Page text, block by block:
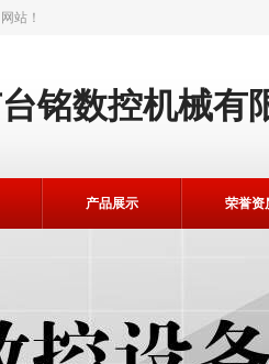
网站！
铭数控机械有
产品展示 荣誉资